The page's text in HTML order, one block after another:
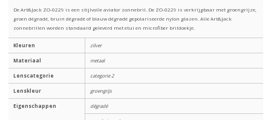
De Art&Jack ZO-0229 is een stijlvolle aviator zonnebril. De ZO-0229 is verkrijgbaar met groengrijze,
groen dégradé, bruin dégradé of blauw dégradé gepolariseerde nylon glazen. Alle Art&Jack
zonnebrillen worden standaard geleverd met etui en microfiber brildoekje.
Kleuren zilver
Materiaal metaal
Lenscategorie categorie 2
Lenskleur groengrijs
Eigenschappen dégradé